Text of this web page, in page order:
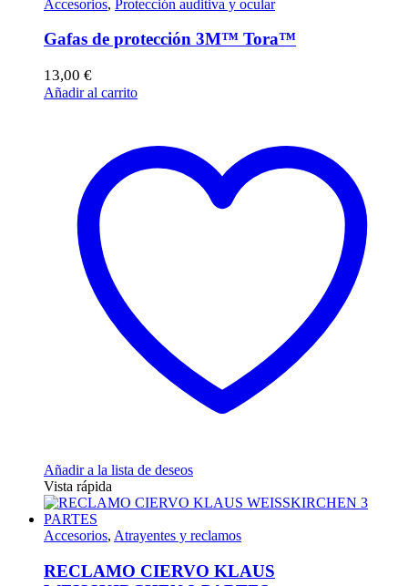
Accesorios, Protección auditiva y ocular
Gafas de protección 3M™ Tora™
13,00 €
Añadir al carrito
Añadir a la lista de deseos
Vista rápida
Accesorios, Atrayentes y reclamos
RECLAMO CIERVO KLAUS